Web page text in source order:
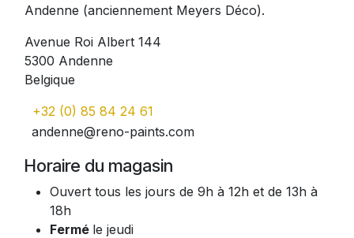
Andenne (anciennement Meyers Déco).
Avenue Roi Albert 144
5300 Andenne
Belgique
+32 (0) 85 84 24 61
andenne@reno-paints.com
Horaire du magasin
Ouvert tous les jours de 9h à 12h et de 13h à
18h
Fermé le jeudi